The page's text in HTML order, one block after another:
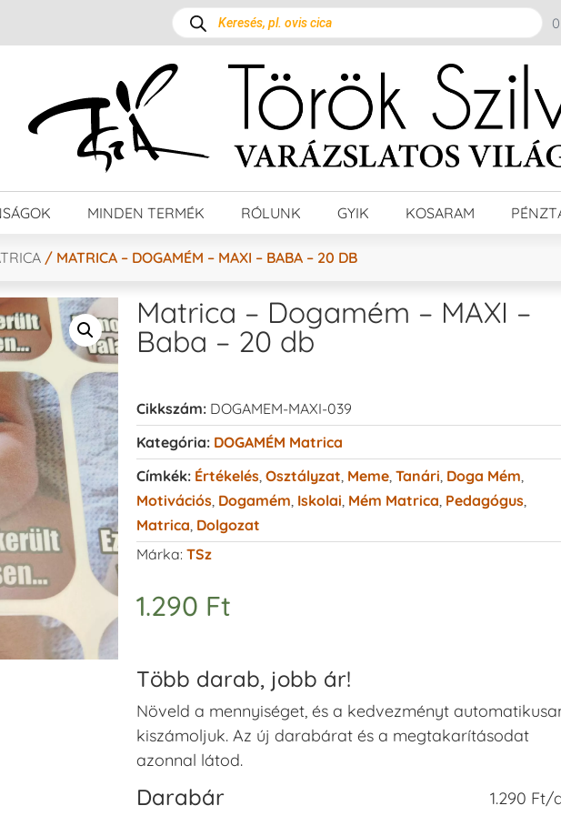
0
MINDEN TERMÉK RÓLUNK GYIK KOSARAM
/ MATRICA – DOGAMÉM – MAXI – BABA – 20 DB
Matrica – Dogamém – MAXI –
Baba – 20 db
Cikkszám: DOGAMEM-MAXI-039
Kategória: DOGAMÉM Matrica
Címkék: Értékelés, Osztályzat Meme, Tanári Doga Mém
Motivációs, Dogamém Iskolai Mém Matrica Pedagógus,
Matrica Dolgozat
Márka: TSz
1.290 Ft
Több darab, jobb ár!
Növeld a mennyiséget, és a kedvezményt
kiszámoljuk. Az új darabárat és a megtakarításodat
azonnal látod.
Darabár 1.290 Ft/